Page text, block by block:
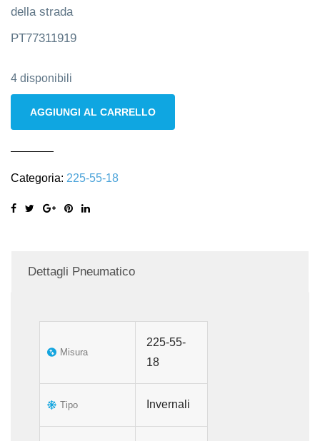
della strada
PT77311919
4 disponibili
M+S
AGGIUNGI AL CARRELLO
Categoria: 225-55-18
Dettagli Pneumatico
Misura
225-55-
18
Tipo Invernali